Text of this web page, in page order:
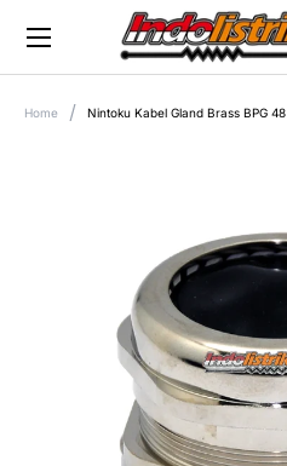
SKIP TO CONTENT
SEARCH
Home Nintoku Kabel Gland Brass BPG 48